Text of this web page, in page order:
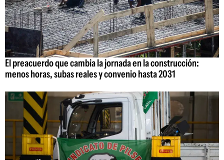
El preacuerdo que cambia la jornada en la construcción:
menos horas, subas reales y convenio hasta 2031